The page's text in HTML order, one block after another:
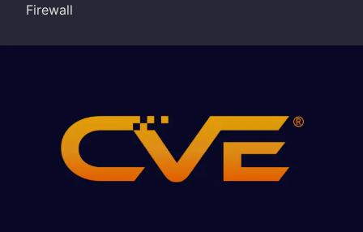
Firewall